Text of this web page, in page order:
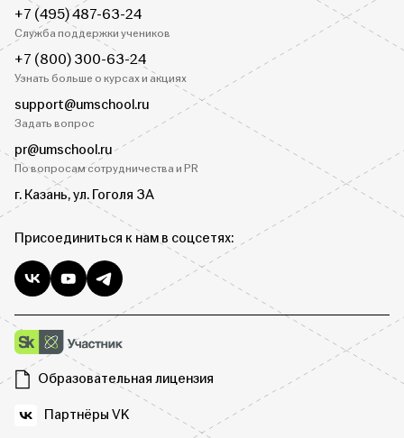
+7 (495) 487-63-24
Служба поддержки учеников
+7 (800) 300-63-24
Узнать больше о курсах и акциях
support@umschool.ru
Задать вопрос
pr@umschool.ru
По вопросам сотрудничества и PR
г. Казань, ул. Гоголя 3А
Присоединиться к нам в соцсетях:
Образовательная лицензия
Партнёры VK